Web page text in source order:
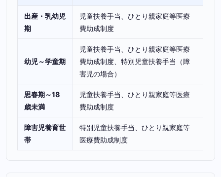
出産・乳幼児
期
児童扶養手当、ひとり親家庭等医療
費助成制度
幼児～学童期
児童扶養手当、ひとり親家庭等医療
費助成制度、特別児童扶養手当（障
害児の場合）
思春期～18
歳未満
児童扶養手当、ひとり親家庭等医療
費助成制度
障害児養育世
帯
特別児童扶養手当、ひとり親家庭等
医療費助成制度